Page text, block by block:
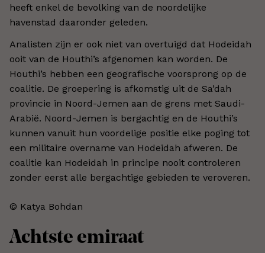
heeft enkel de bevolking van de noordelijke
havenstad daaronder geleden.
Analisten zijn er ook niet van overtuigd dat Hodeidah
ooit van de Houthi’s afgenomen kan worden. De
Houthi’s hebben een geografische voorsprong op de
coalitie. De groepering is afkomstig uit de Sa’dah
provincie in Noord-Jemen aan de grens met Saudi-
Arabië. Noord-Jemen is bergachtig en de Houthi’s
kunnen vanuit hun voordelige positie elke poging tot
een militaire overname van Hodeidah afweren. De
coalitie kan Hodeidah in principe nooit controleren
zonder eerst alle bergachtige gebieden te veroveren.
© Katya Bohdan​
Achtste emiraat